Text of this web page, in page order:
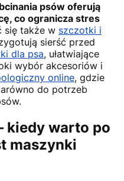
psów oferują
co ogranicza stres
się także w szczotki i
sierść przed
dla psa, ułatwiające
wybór akcesoriów i
online, gdzie
do potrzeb
kiedy warto po
maszynki